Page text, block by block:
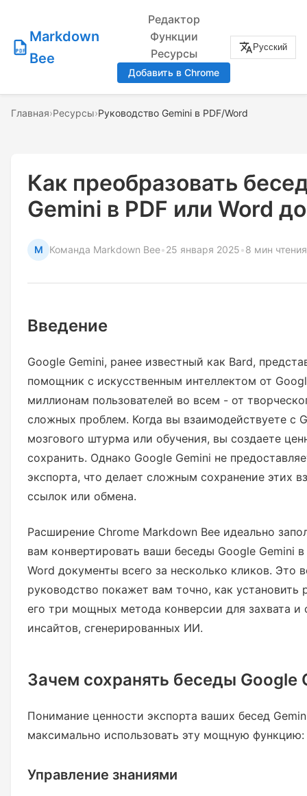
Markdown
Bee
Редактор
Функции
Ресурсы
Добавить в Chrome
Русский
Главная›Ресурсы›Руководство Gemini в PDF/Word
Как преобразовать
Gemini в PDF или Word
M Команда Markdown Bee•25 января 2025•8 мин чтения
Введение
Google Gemini, ранее известный как Bard,
помощник с искусственным интеллектом от
миллионам пользователей во всем - от
сложных проблем. Когда вы взаимодействуете с
мозгового штурма или обучения, вы создаете
сохранить. Однако Google Gemini не
экспорта, что делает сложным сохранение этих
ссылок или обмена.
Расширение Chrome Markdown Bee идеально
вам конвертировать ваши беседы Google Gemini
Word документы всего за несколько кликов. Это
руководство покажет вам точно, как установить
его три мощных метода конверсии для захвата и
инсайтов, сгенерированных ИИ.
Зачем сохранять беседы Google
Понимание ценности экспорта ваших бесед
максимально использовать эту мощную функцию:
Управление знаниями